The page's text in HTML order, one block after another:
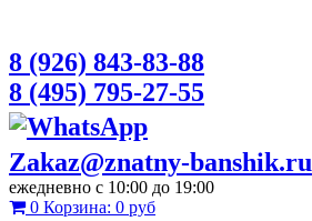
8 (926) 843-83-88
8 (495) 795-27-55
Zakaz@znatny-banshik.ru
ежедневно с 10:00 до 19:00
0 Корзина: 0 руб